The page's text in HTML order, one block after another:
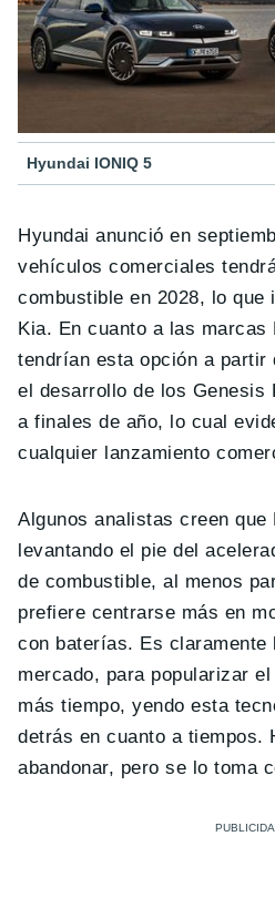
Hyundai IONIQ 5
Hyundai anunció en
vehículos comerciales
combustible en 2028, lo que
Kia. En cuanto a las marcas
tendrían esta opción a partir
el desarrollo de los Genesis
a finales de año, lo cual
cualquier lanzamiento
Algunos analistas creen que
levantando el pie del
de combustible, al menos
prefiere centrarse más en
con baterías. Es claramente
mercado, para popularizar
más tiempo, yendo esta
detrás en cuanto a tiempos.
abandonar, pero se lo toma